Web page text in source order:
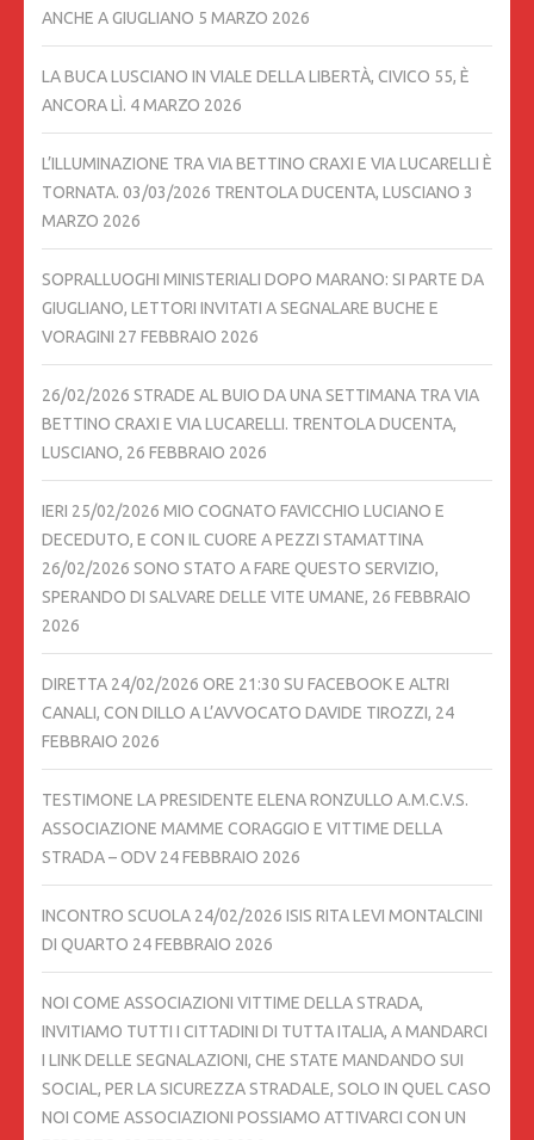
ANCHE A GIUGLIANO 5 MARZO 2026
LA BUCA LUSCIANO IN VIALE DELLA LIBERTÀ, CIVICO 55, È
ANCORA LÌ. 4 MARZO 2026
L’ILLUMINAZIONE TRA VIA BETTINO CRAXI E VIA LUCARELLI È
TORNATA. 03/03/2026 TRENTOLA DUCENTA, LUSCIANO 3
MARZO 2026
SOPRALLUOGHI MINISTERIALI DOPO MARANO: SI PARTE DA
GIUGLIANO, LETTORI INVITATI A SEGNALARE BUCHE E
VORAGINI 27 FEBBRAIO 2026
26/02/2026 STRADE AL BUIO DA UNA SETTIMANA TRA VIA
BETTINO CRAXI E VIA LUCARELLI. TRENTOLA DUCENTA,
LUSCIANO, 26 FEBBRAIO 2026
IERI 25/02/2026 MIO COGNATO FAVICCHIO LUCIANO E
DECEDUTO, E CON IL CUORE A PEZZI STAMATTINA
26/02/2026 SONO STATO A FARE QUESTO SERVIZIO,
SPERANDO DI SALVARE DELLE VITE UMANE, 26 FEBBRAIO
2026
DIRETTA 24/02/2026 ORE 21:30 SU FACEBOOK E ALTRI
CANALI, CON DILLO A L’AVVOCATO DAVIDE TIROZZI, 24
FEBBRAIO 2026
TESTIMONE LA PRESIDENTE ELENA RONZULLO A.M.C.V.S.
ASSOCIAZIONE MAMME CORAGGIO E VITTIME DELLA
STRADA – ODV 24 FEBBRAIO 2026
INCONTRO SCUOLA 24/02/2026 ISIS RITA LEVI MONTALCINI
DI QUARTO 24 FEBBRAIO 2026
NOI COME ASSOCIAZIONI VITTIME DELLA STRADA,
INVITIAMO TUTTI I CITTADINI DI TUTTA ITALIA, A MANDARCI
I LINK DELLE SEGNALAZIONI, CHE STATE MANDANDO SUI
SOCIAL, PER LA SICUREZZA STRADALE, SOLO IN QUEL CASO
NOI COME ASSOCIAZIONI POSSIAMO ATTIVARCI CON UN